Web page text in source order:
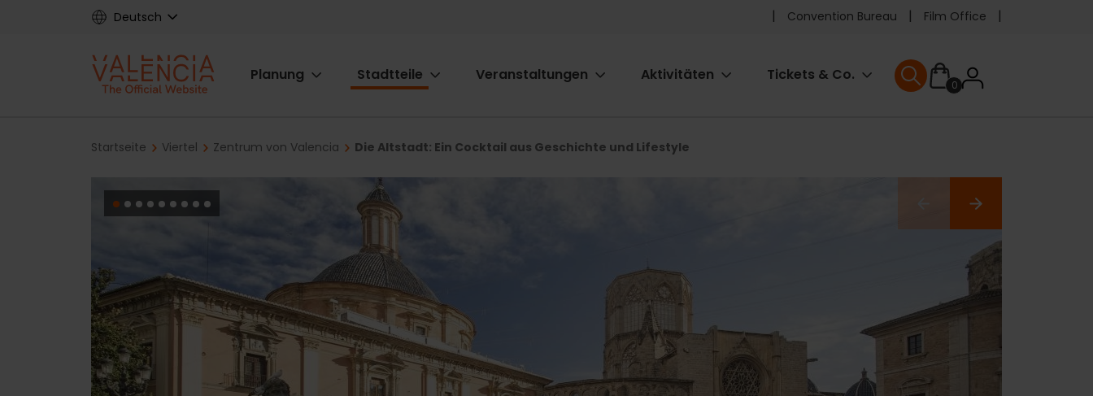
Deutsch
Pre
header
Convention Bureau Film Office
Main
Planung Stadtteile Veranstaltungen Aktivitäten Tickets & Co.
0User
User menu
Breadcrumb
Startseite Viertel Zentrum von Valencia Die Altstadt: Ein Cocktail aus Geschichte und Lifestyle